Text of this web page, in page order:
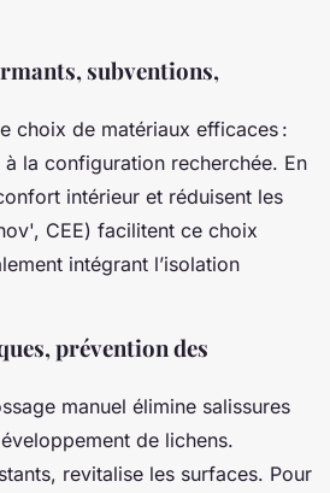
subventions,
choix de matériaux efficaces :
la configuration recherchée. En
intérieur et réduisent les
CEE) facilitent ce choix
intégrant l’isolation
prévention des
manuel élimine salissures
de lichens.
revitalise les surfaces. Pour